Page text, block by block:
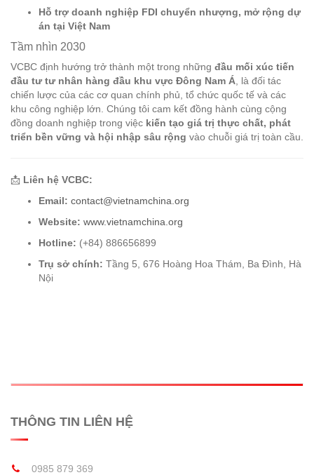
Hỗ trợ doanh nghiệp FDI chuyển nhượng, mở rộng dự
án tại Việt Nam
Tầm nhìn 2030
VCBC định hướng trở thành một trong những đầu mối xúc tiến
đầu tư tư nhân hàng đầu khu vực Đông Nam Á , là đối tác
chiến lược của các cơ quan chính phủ, tổ chức quốc tế và các
khu công nghiệp lớn. Chúng tôi cam kết đồng hành cùng cộng
đồng doanh nghiệp trong việc kiến tạo giá trị thực chất, phát
triển bền vững và hội nhập sâu rộng vào chuỗi giá trị toàn cầu.
📩 Liên hệ VCBC:
Email: contact@vietnamchina.org
Website: www.vietnamchina.org
Hotline: (+84) 886656899
Trụ sở chính: Tầng 5, 676 Hoàng Hoa Thám, Ba Đình, Hà
Nội
THÔNG TIN LIÊN HỆ
0985 879 369